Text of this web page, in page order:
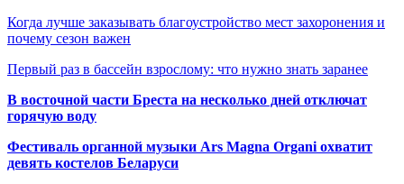
Когда лучше заказывать благоустройство мест захоронения и
почему сезон важен
Первый раз в бассейн взрослому: что нужно знать заранее
В восточной части Бреста на несколько дней отключат
горячую воду
Фестиваль органной музыки Ars Magna Organi охватит
девять костелов Беларуси